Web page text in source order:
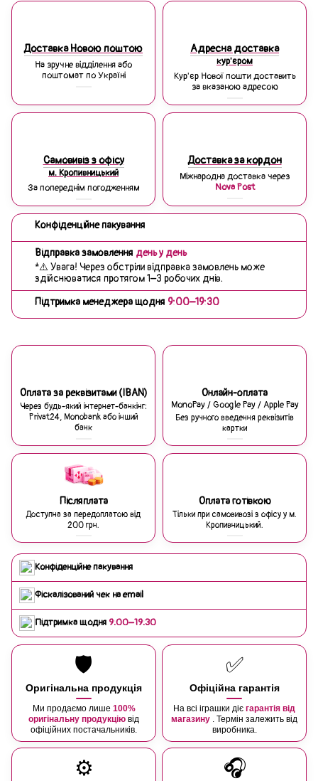
Доставка Новою поштою
На зручне відділення або
поштомат по Україні
Адресна доставка
кур'єром
Кур'єр Нової пошти доставить
за вказаною адресою
Самовивіз з офісу
м. Кропивницький
За попереднім погодженням
Доставка за кордон
Міжнародна доставка через
Nova Post
Конфіденційне пакування
Відправка замовлення день у день
*⚠️ Увага! Через обстріли відправка замовлень може
здійснюватися протягом 1–3 робочих днів.
Підтримка менеджера щодня 9:00–19:30
Оплата за реквізитами (IBAN)
Через будь-який інтернет-банкінг:
Privat24, Monobank або інший
банк
Онлайн-оплата
MonoPay / Google Pay / Apple Pay
Без ручного введення реквізитів
картки
Післяплата
Доступна за передоплатою від
200 грн.
Оплата готівкою
Тільки при самовивозі з офісу у м.
Кропивницький.
Конфіденційне пакування
Фіскалізований чек на email
Підтримка щодня 9:00–19:30
🛡️
Оригінальна продукція
Ми продаємо лише 100%
оригінальну продукцію від
офіційних постачальників.
✅
Офіційна гарантія
На всі іграшки діє гарантія від
магазину . Термін залежить від
виробника.
⚙️ 🎧